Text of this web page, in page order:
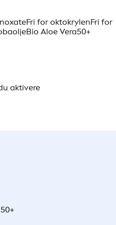
Fri for oktokrylenFri for
Bio Aloe Vera50+
aktivere